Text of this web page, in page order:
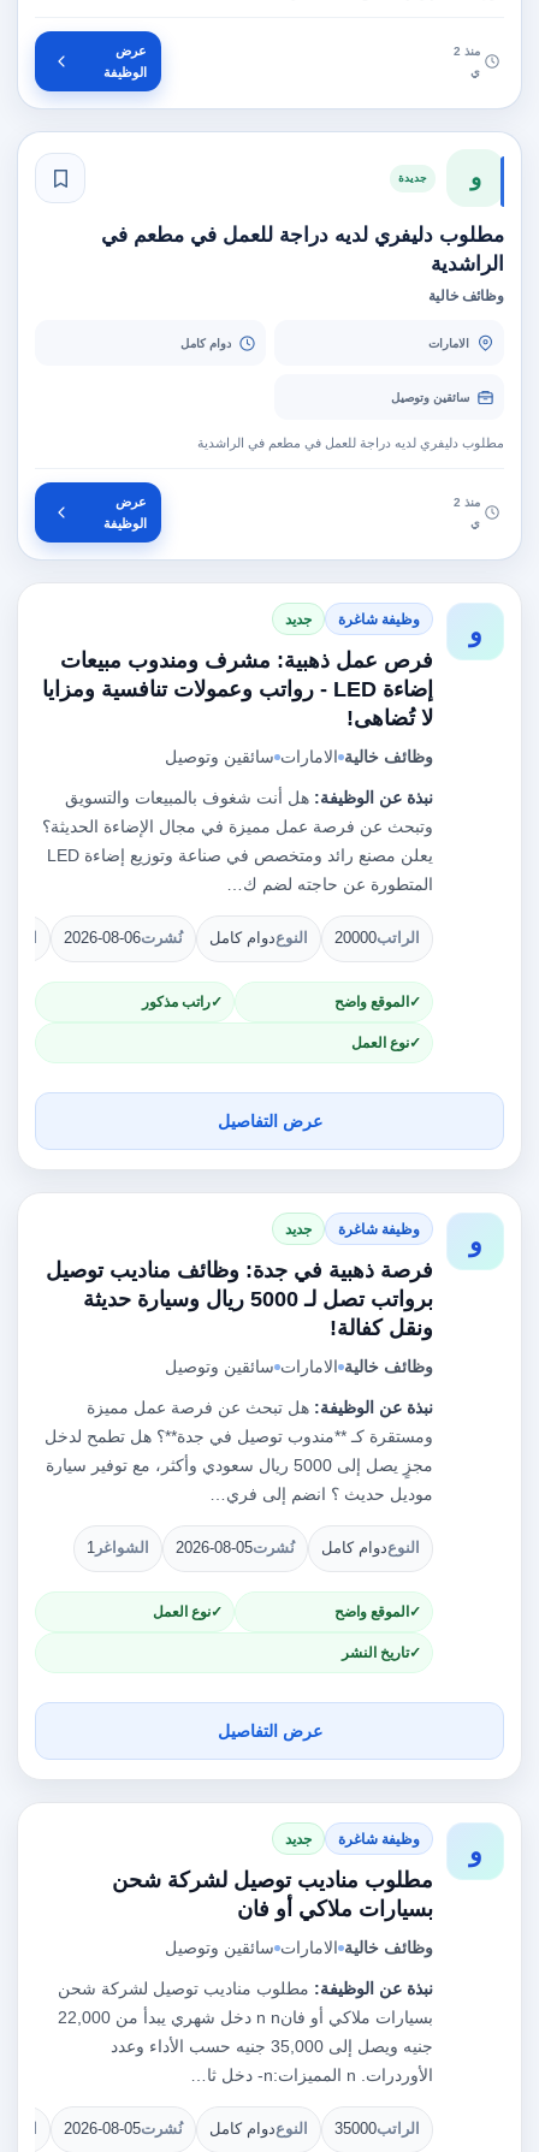
منذ 2
ي
عرض
الوظيفة
و جديدة
مطلوب دليفري لديه دراجة للعمل في مطعم في
الراشدية
وظائف خالية
الامارات دوام كامل
سائقين وتوصيل
مطلوب دليفري لديه دراجة للعمل في مطعم في الراشدية
منذ 2
ي
عرض
الوظيفة
و وظيفة شاغرة جديد
فرص عمل ذهبية: مشرف ومندوب مبيعات
إضاءة LED - رواتب وعمولات تنافسية ومزايا
لا تُضاهى!
وظائف خالية الامارات سائقين وتوصيل
نبذة عن الوظيفة: هل أنت شغوف بالمبيعات والتسويق
وتبحث عن فرصة عمل مميزة في مجال الإضاءة الحديثة؟
يعلن مصنع رائد ومتخصص في صناعة وتوزيع إضاءة LED
المتطورة عن حاجته لضم ك…
الراتب20000 النوعدوام كامل نُشرت2026-08-06
الموقع واضح راتب مذكور
نوع العمل
عرض التفاصيل
و وظيفة شاغرة جديد
فرصة ذهبية في جدة: وظائف مناديب توصيل
برواتب تصل لـ 5000 ريال وسيارة حديثة
ونقل كفالة!
وظائف خالية الامارات سائقين وتوصيل
نبذة عن الوظيفة: هل تبحث عن فرصة عمل مميزة
ومستقرة كـ **مندوب توصيل في جدة**؟ هل تطمح لدخل
مجزٍ يصل إلى 5000 ريال سعودي وأكثر، مع توفير سيارة
موديل حديث ؟ انضم إلى فري…
النوعدوام كامل نُشرت2026-08-05 الشواغر 1
الموقع واضح نوع العمل
تاريخ النشر
عرض التفاصيل
و وظيفة شاغرة جديد
مطلوب مناديب توصيل لشركة شحن
بسيارات ملاكي أو فان
وظائف خالية الامارات سائقين وتوصيل
نبذة عن الوظيفة: مطلوب مناديب توصيل لشركة شحن
بسيارات ملاكي أو فانn n دخل شهري يبدأ من 22,000
جنيه ويصل إلى 35,000 جنيه حسب الأداء وعدد
الأوردرات. n المميزات:n- دخل ثا…
الراتب35000 النوعدوام كامل نُشرت2026-08-05